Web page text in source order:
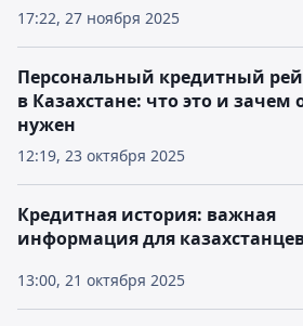
17:22, 27 ноября 2025
12:19, 23 октября 2025
Персональный кредитный
в Казахстане: что это и зачем
нужен
13:00, 21 октября 2025
Кредитная история: важная
информация для